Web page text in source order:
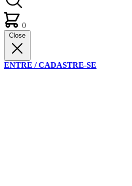
0
Close
ENTRE / CADASTRE-SE